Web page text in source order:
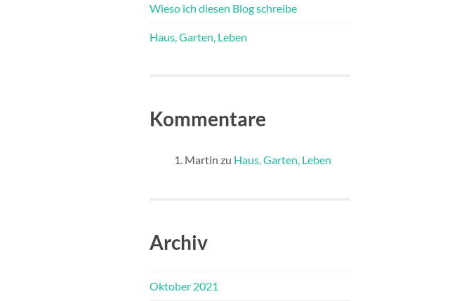
Wieso ich diesen Blog schreibe
Haus, Garten, Leben
Kommentare
Martin zu Haus, Garten, Leben
Archiv
Oktober 2021